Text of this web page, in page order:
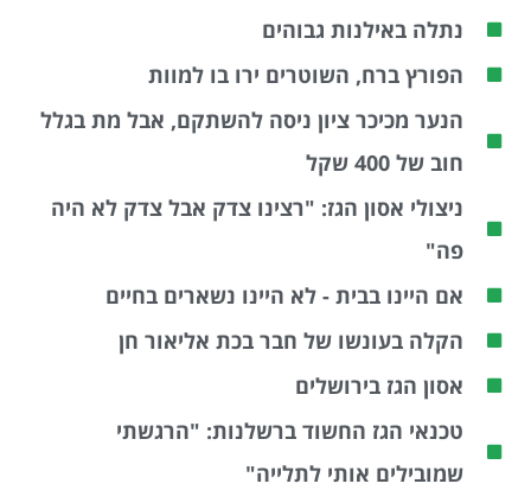
נתלה באילנות גבוהים
הפורץ ברח, השוטרים ירו בו למוות
הנער מכיכר ציון ניסה להשתקם, אבל מת בגלל
חוב של 400 שקל
ניצולי אסון הגז: "רצינו צדק אבל צדק לא היה
פה"
אם היינו בבית - לא היינו נשארים בחיים
הקלה בעונשו של חבר בכת אליאור חן
אסון הגז בירושלים
טכנאי הגז החשוד ברשלנות: "הרגשתי
שמובילים אותי לתלייה"